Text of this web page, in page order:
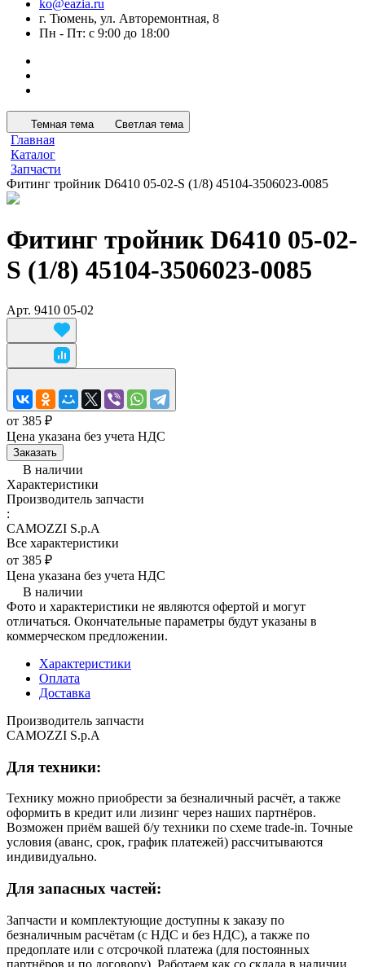
ko@eazia.ru
г. Тюмень, ул. Авторемонтная, 8
Пн - Пт: с 9:00 до 18:00
Темная тема Светлая тема
Главная
Каталог
Запчасти
Фитинг тройник D6410 05-02-S (1/8) 45104-3506023-0085
Фитинг тройник D6410 05-02-
S (1/8) 45104-3506023-0085
Арт. 9410 05-02
от 385 ₽
Цена указана без учета НДС
Заказать
В наличии
Характеристики
Производитель запчасти
:
CAMOZZI S.p.A
Все характеристики
от 385 ₽
Цена указана без учета НДС
В наличии
Фото и характеристики не являются офертой и могут
отличаться. Окончательные параметры будут указаны в
коммерческом предложении.
Характеристики
Оплата
Доставка
Производитель запчасти
CAMOZZI S.p.A
Для техники:
Технику можно приобрести за безналичный расчёт, а также
оформить в кредит или лизинг через наших партнёров.
Возможен приём вашей б/у техники по схеме trade-in. Точные
условия (аванс, срок, график платежей) рассчитываются
индивидуально.
Для запасных частей:
Запчасти и комплектующие доступны к заказу по
безналичным расчётам (с НДС и без НДС), а также по
предоплате или с отсрочкой платежа (для постоянных
партнёров и по договору). Работаем как со склада в наличии,